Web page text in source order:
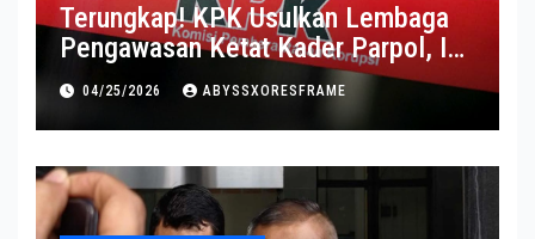
Terungkap! KPK Usulkan Lembaga
Pengawasan Ketat Kader Parpol, Ini
Alasannya
04/25/2026 ABYSSXORESFRAME